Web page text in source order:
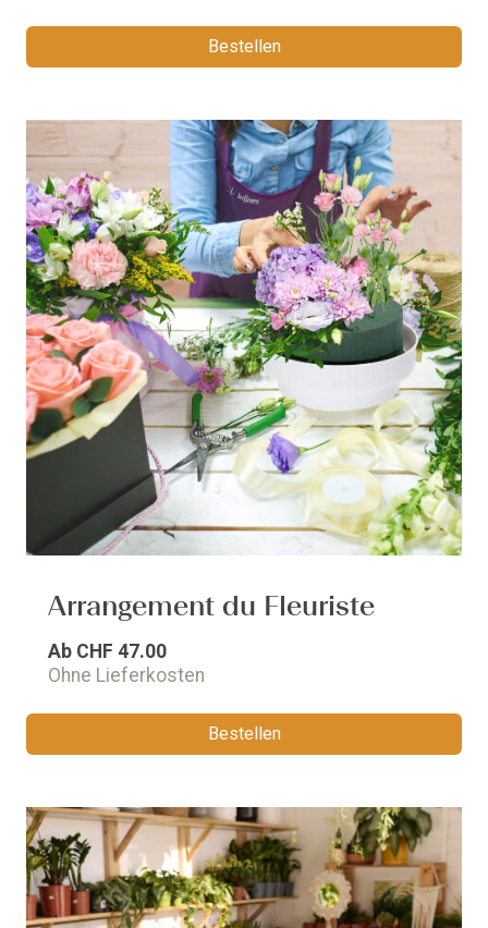
Bestellen
Arrangement du Fleuriste
Ab CHF 47.00
Ohne Lieferkosten
Bestellen